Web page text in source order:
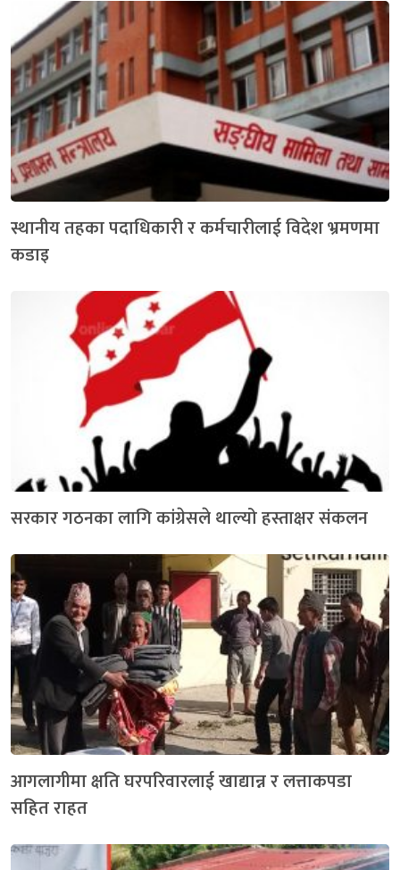
स्थानीय तहका पदाधिकारी र कर्मचारीलाई विदेश भ्रमणमा
कडाइ
सरकार गठनका लागि कांग्रेसले थाल्यो हस्ताक्षर संकलन
आगलागीमा क्षति घरपरिवारलाई खाद्यान्न र लत्ताकपडा
सहित राहत